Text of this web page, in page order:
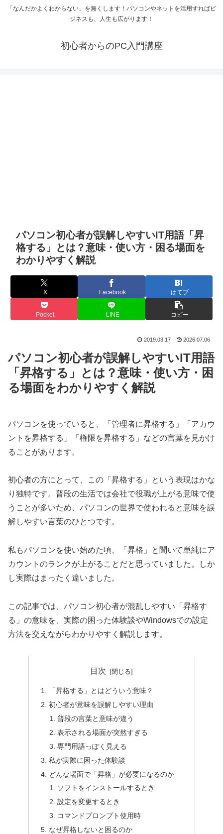
「なんだかよくわからない」を無くします！パソコンやネットを活用すればビ
ジネスも、人生も広がります！
初心者からのPC入門講座
パソコン初心者が誤解しやすいIT用語「昇
格する」とは？意味・使い方・困る場面を
わかりやすく解説
X Facebook はてブ
Pocket LINE コピー
2019.03.17 2026.07.06
パソコン初心者が誤解しやすいIT用語
「昇格する」とは？意味・使い方・困
る場面をわかりやすく解説
パソコンを使っていると、「管理者に昇格する」「アカウ
ントを昇格する」「権限を昇格する」などの言葉を見かけ
ることがあります。
初心者の方にとって、この「昇格する」という表現はかな
り独特です。普段の生活では会社で役職が上がる意味で使
うことが多いため、パソコンの世界で使われると意味を誤
解しやすい言葉のひとつです。
私もパソコンを使い始めた頃、「昇格」と聞いて単純にア
カウントのランクが上がることだと思っていました。しか
し実際はまったく違いました。
この記事では、パソコン初心者が混乱しやすい「昇格す
る」の意味を、実際の困った体験談やWindowsでの設定
方法を交えながらわかりやすく解説します。
目次
「昇格する」とはどういう意味？
初心者が意味を誤解しやすい理由
普段の言葉と意味が違う
表示される場面が突然すぎる
専門用語っぽく見える
私が実際に困った体験談
どんな場面で「昇格」が必要になるのか
ソフトをインストールするとき
設定を変更するとき
コマンドプロンプト使用時
なぜ昇格しないと困るのか